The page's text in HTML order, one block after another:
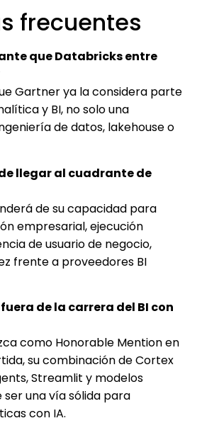
frecuentes
que Databricks entre
Gartner ya la considera parte
y BI, no solo una
de datos, lakehouse o
llegar al cuadrante de
de su capacidad para
empresarial, ejecución
de usuario de negocio,
frente a proveedores BI
de la carrera del BI con
como Honorable Mention en
su combinación de Cortex
Streamlit y modelos
una vía sólida para
con IA.